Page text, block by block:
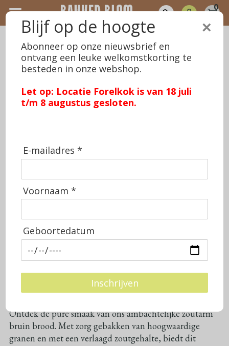
0
Home HALF ZOUTARM BRUIN
Half zoutarm bruin
Ontdek de pure smaak van ons ambachtelijke zoutarm
bruin brood. Met zorg gebakken van hoogwaardige
granen en met een verlaagd zoutgehalte, biedt dit
×
Blijf op de hoogte
Abonneer op onze nieuwsbrief en
ontvang een leuke welkomstkorting te
besteden in onze webshop.
Let op: Locatie Forelkok is van 18 juli
t/m 8 augustus gesloten.
E-mailadres *
Voornaam *
Geboortedatum
Inschrijven